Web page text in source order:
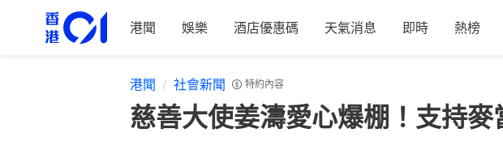
港聞 娛樂 酒店優惠碼 天氣消息 即時 熱榜
港聞 社會新聞 特約內容
慈善大使姜濤愛心爆棚！支持